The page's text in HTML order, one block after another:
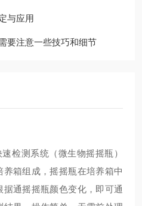
与应用
要注意一些技巧和细节
检测系统（微生物摇摇瓶）
箱组成，摇摇瓶在培养箱中
通摇摇瓶颜色变化，即可通